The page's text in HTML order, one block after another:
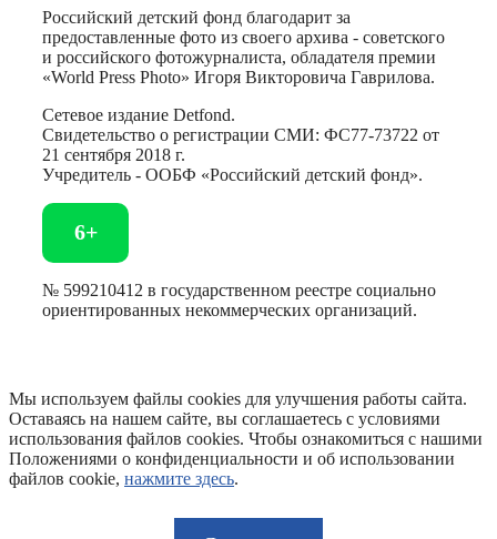
Российский детский фонд благодарит за
предоставленные фото из своего архива - советского
и российского фотожурналиста, обладателя премии
«World Press Photo» Игоря Викторовича Гаврилова.
Сетевое издание Detfond.
Свидетельство о регистрации СМИ: ФС77-73722 от
21 сентября 2018 г.
Учредитель - ООБФ «Российский детский фонд».
6+
№ 599210412 в государственном реестре социально
ориентированных некоммерческих организаций.
Мы используем файлы cookies для улучшения работы сайта.
Оставаясь на нашем сайте, вы соглашаетесь с условиями
использования файлов cookies. Чтобы ознакомиться с нашими
Положениями о конфиденциальности и об использовании
файлов cookie, нажмите здесь.